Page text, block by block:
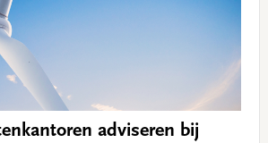
adviseren bij